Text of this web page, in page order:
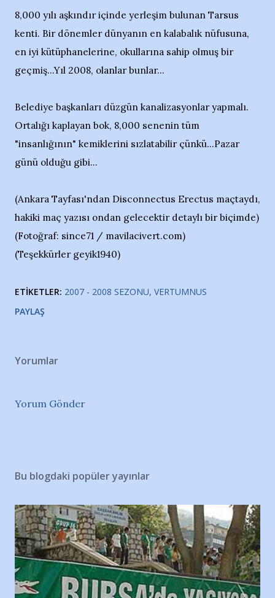
8,000 yılı aşkındır içinde yerleşim bulunan Tarsus
kenti. Bir dönemler dünyanın en kalabalık nüfusuna,
en iyi kütüphanelerine, okullarına sahip olmuş bir
geçmiş...Yıl 2008, olanlar bunlar...
Belediye başkanları düzgün kanalizasyonlar yapmalı.
Ortalığı kaplayan bok, 8,000 senenin tüm
"insanlığının" kemiklerini sızlatabilir çünkü...Pazar
günü olduğu gibi...
(Ankara Tayfası'ndan Disconnectus Erectus maçtaydı,
hakiki maç yazısı ondan gelecektir detaylı bir biçimde)
(Fotoğraf: since71 / mavilacivert.com)
(Teşekkürler geyik1940)
ETIKETLER: 2007 - 2008 SEZONU VERTUMNUS
PAYLAŞ
Yorumlar
Yorum Gönder
Bu blogdaki popüler yayınlar